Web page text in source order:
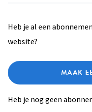
Heb je al een
website?
MAAK
Heb je nog geen